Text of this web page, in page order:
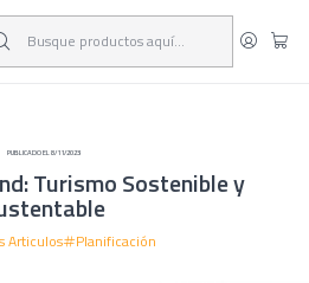
las excusas!
PUBLICADO EL 8/11/2023
Turismo Sostenible y
Articulos Planificación